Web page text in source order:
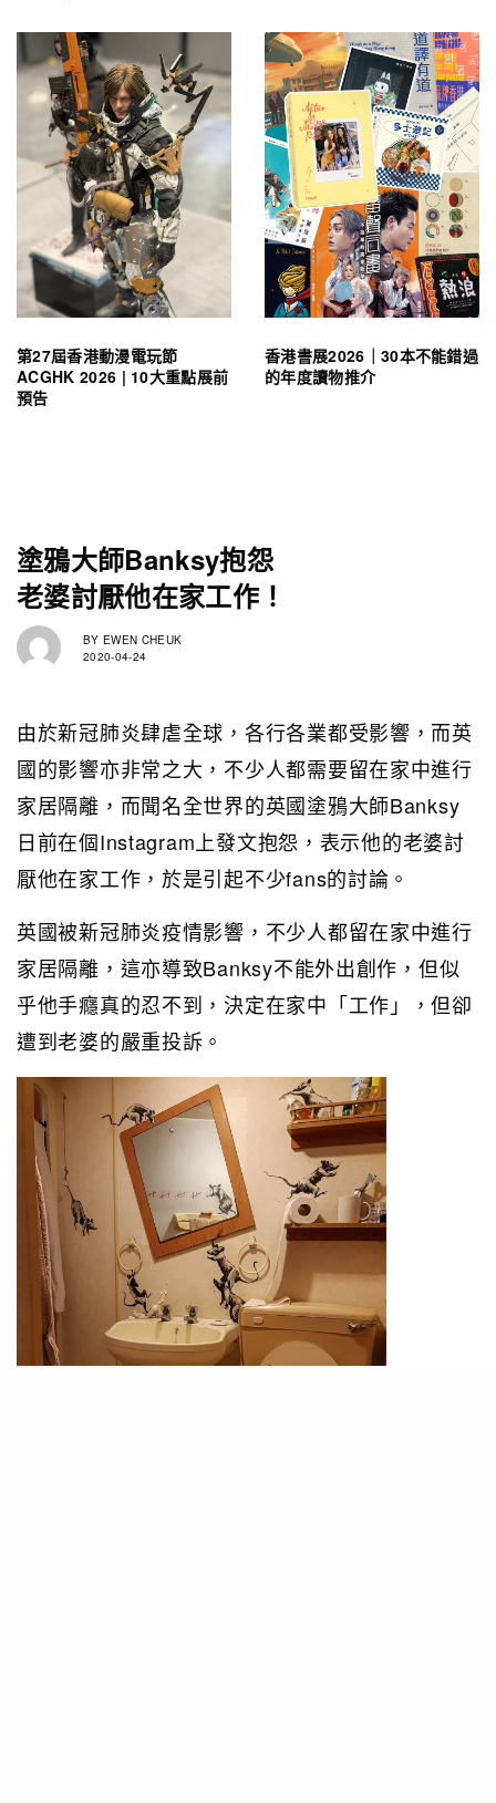
第27屆香港動漫電玩節
ACGHK 2026 | 10大重點展前
預告
香港書展2026｜30本不能錯過
的年度讀物推介
塗鴉大師Banksy抱怨
老婆討厭他在家工作！
BY EWEN CHEUK
2020-04-24
由於新冠肺炎肆虐全球，各行各業都受影響，而英
國的影響亦非常之大，不少人都需要留在家中進行
家居隔離，而聞名全世界的英國塗鴉大師Banksy
日前在個Instagram上發文抱怨，表示他的老婆討
厭他在家工作，於是引起不少fans的討論。
英國被新冠肺炎疫情影響，不少人都留在家中進行
家居隔離，這亦導致Banksy不能外出創作，但似
乎他手癮真的忍不到，決定在家中「工作」，但卻
遭到老婆的嚴重投訴。